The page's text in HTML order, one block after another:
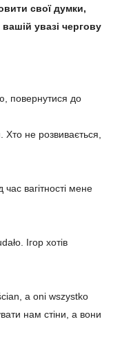
свої думки,
увазі чергову
повернутися до
не розвивається,
вагітності мене
Ігор хотів
a oni wszystko
нам стіни, а вони